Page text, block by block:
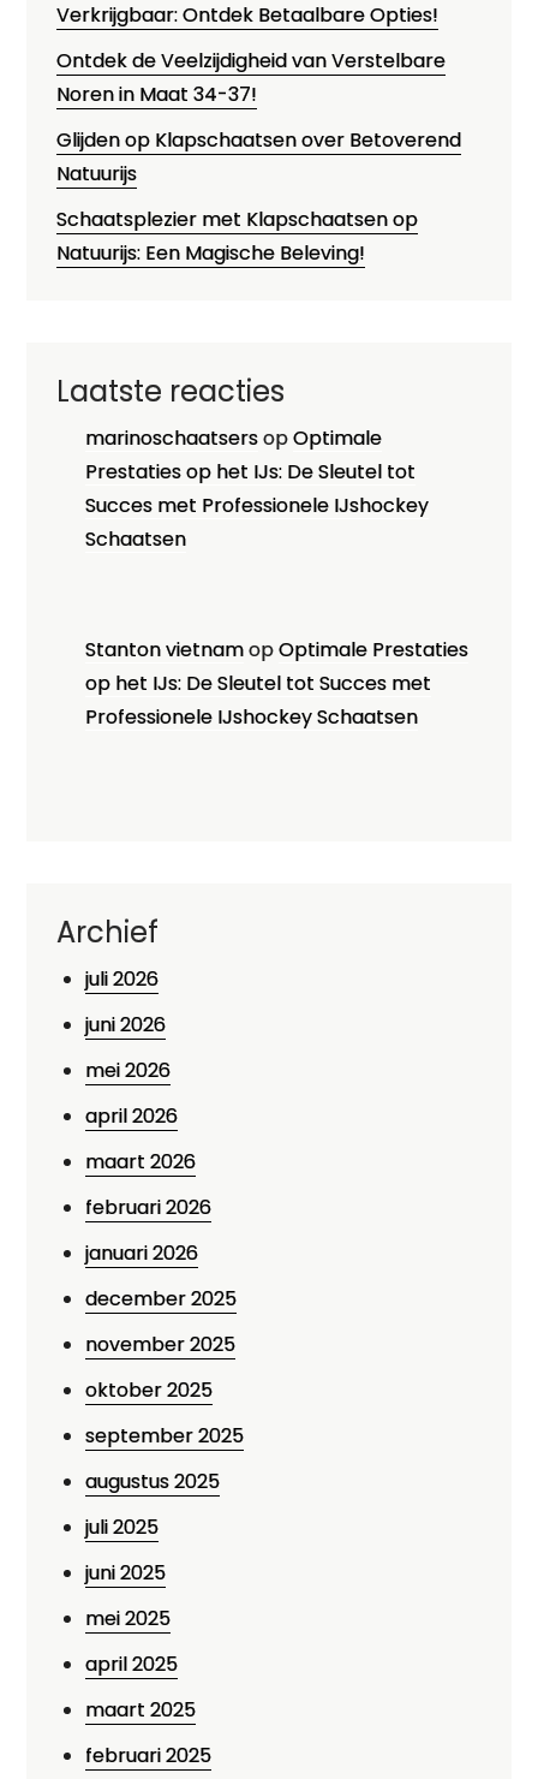
Verkrijgbaar: Ontdek Betaalbare Opties!
Ontdek de Veelzijdigheid van Verstelbare
Noren in Maat 34-37!
Glijden op Klapschaatsen over Betoverend
Natuurijs
Schaatsplezier met Klapschaatsen op
Natuurijs: Een Magische Beleving!
Laatste reacties
marinoschaatsersopOptimale
Prestaties op het IJs: De Sleutel tot
Succes met Professionele IJshockey
Schaatsen
Stanton vietnamopOptimale Prestaties
op het IJs: De Sleutel tot Succes met
Professionele IJshockey Schaatsen
Archief
juli 2026
juni 2026
mei 2026
april 2026
maart 2026
februari 2026
januari 2026
december 2025
november 2025
oktober 2025
september 2025
augustus 2025
juli 2025
juni 2025
mei 2025
april 2025
maart 2025
februari 2025